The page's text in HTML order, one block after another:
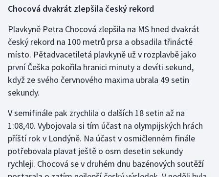
Stolní tenis
Triatlon
Veslování
Vodní slalom
Volejbal
Ostatní
Chocová dvakrát zlepšila český rekord
Plavkyně Petra Chocová zlepšila na MS hned dvakrát
český rekord na 100 metrů prsa a obsadila třinácté
místo. Pětadvacetiletá plavkyně už v rozplavbě jako
první Češka pokořila hranici minuty a devíti sekund,
když ze svého červnového maxima ubrala 49 setin
sekundy.
V semifinále pak zrychlila o dalších 18 setin až na
1:08,40. Vybojovala si tím účast na olympijských hrách
příští rok v Londýně. Na účast v osmičlenném finále
potřebovala plavat ještě o osm desetin sekundy
rychleji. Chocová se v druhém dnu bazénových soutěží